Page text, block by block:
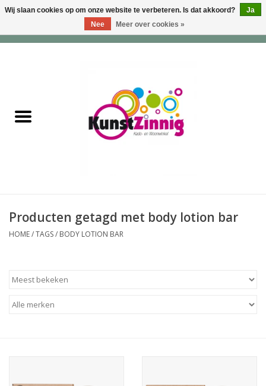
Wonen & Lifestyle
Tassen & Portemonnees
Kinderen
Producten getagd met body lotion bar
HOME/TAGS/ BODY LOTION BAR
Wij slaan cookies op om onze website te verbeteren. Is dat akkoord?
Ja
Nee
Meer over cookies »